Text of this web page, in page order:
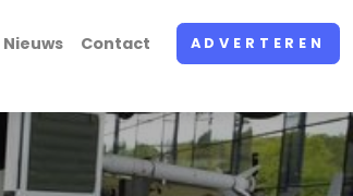
Nieuws Contact ADVERTEREN